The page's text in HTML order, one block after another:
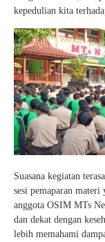
kepedulian kita
Suasana kegiatan
sesi pemaparan
anggota OSIM MTs
dan dekat dengan
lebih memahami